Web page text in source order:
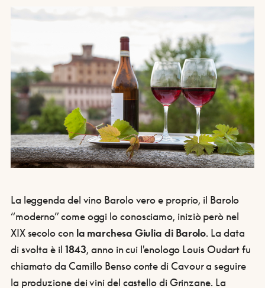
La leggenda del vino Barolo vero e proprio, il Barolo
“moderno” come oggi lo conosciamo, iniziò però nel
XIX secolo con la marchesa Giulia di Barolo. La data
di svolta è il 1843, anno in cui l'enologo Louis Oudart fu
chiamato da Camillo Benso conte di Cavour a seguire
la produzione dei vini del castello di Grinzane. La